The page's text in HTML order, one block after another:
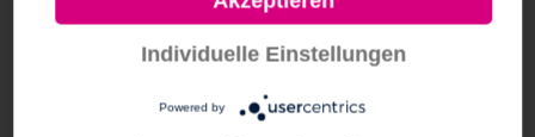
Individuelle Einstellungen
Powered by